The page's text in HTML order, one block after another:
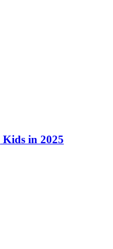
in 2025